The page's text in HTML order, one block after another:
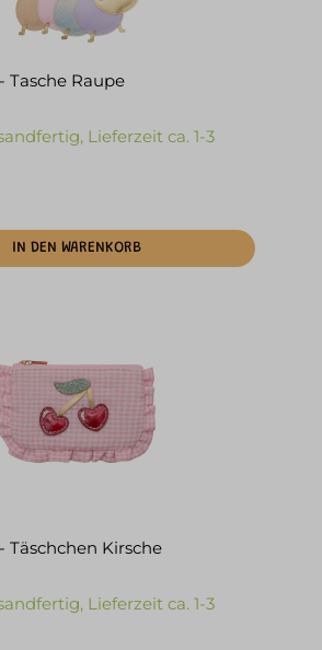
Mimi & Lula - Tasche Raupe
Lieferzeit ca. 1-3
IN DEN WARENKORB
Täschchen Kirsche
Lieferzeit ca. 1-3